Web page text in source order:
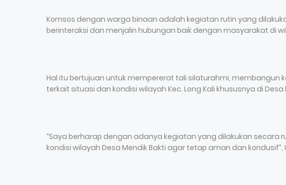
Komsos dengan warga binaan adalah kegiatan rutin yang
berinteraksi dan menjalin hubungan baik dengan masyarakat di
Hal itu bertujuan untuk mempererat tali silaturahmi,
terkait situasi dan kondisi wilayah Kec. Long Kali khususnya di Desa
“Saya berharap dengan adanya kegiatan yang dilakukan secara
kondisi wilayah Desa Mendik Bakti agar tetap aman dan kondusif”,